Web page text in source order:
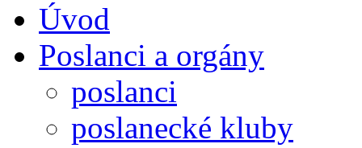
Úvod
Poslanci a orgány
poslanci
poslanecké kluby